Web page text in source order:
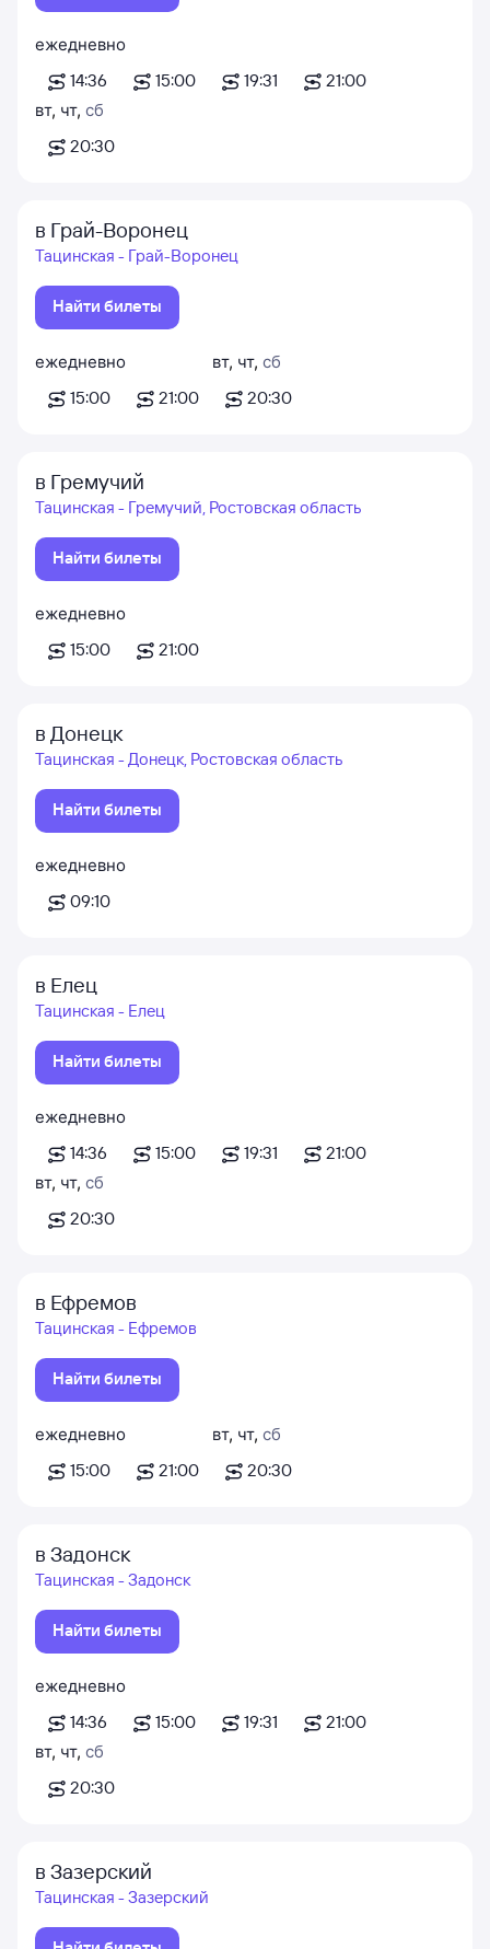
ежедневно
14:36
15:00 19:31
21:00
вт, чт, сб
20:30
в Грай-Воронец
Тацинская - Грай-Воронец
Найти билеты
ежедневно
15:00
21:00
вт, чт, сб
20:30
в Гремучий
Тацинская - Гремучий, Ростовская область
Найти билеты
ежедневно
15:00
21:00
в Донецк
Тацинская - Донецк, Ростовская область
Найти билеты
ежедневно
09:10
в Елец
Тацинская - Елец
Найти билеты
ежедневно
14:36
15:00 19:31
21:00
вт, чт, сб
20:30
в Ефремов
Тацинская - Ефремов
Найти билеты
ежедневно
15:00
21:00
вт, чт, сб
20:30
в Задонск
Тацинская - Задонск
Найти билеты
ежедневно
14:36
15:00 19:31
21:00
вт, чт, сб
20:30
в Зазерский
Тацинская - Зазерский